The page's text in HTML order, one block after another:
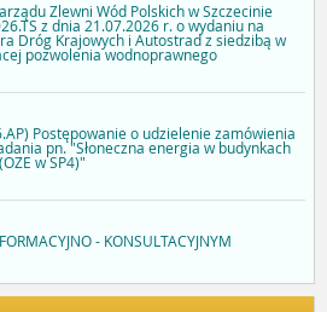
Zlewni Wód Polskich w Szczecinie
z dnia 21.07.2026 r. o wydaniu na
Dróg Krajowych i Autostrad z siedzibą w
pozwolenia wodnoprawnego
Postępowanie o udzielenie zamówienia
pn. "Słoneczna energia w budynkach
w SP4)"
- KONSULTACYJNYM